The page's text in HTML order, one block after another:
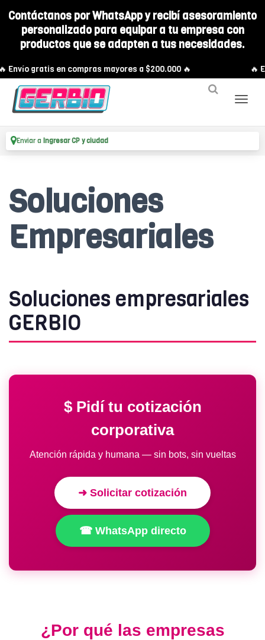
Contáctanos por WhatsApp y recibí asesoramiento
personalizado para equipar a tu empresa con
productos que se adapten a tus necesidades.
Envío gratis en compras mayores a $200.000 🔥 🔥
Enviar a Ingresar CP y ciudad
Soluciones
Empresariales
Soluciones empresariales
GERBIO
$ Pidí tu cotización
corporativa
Atención rápida y humana — sin bots, sin vueltas
➜ Solicitar cotización
☎ WhatsApp directo
¿Por qué las empresas